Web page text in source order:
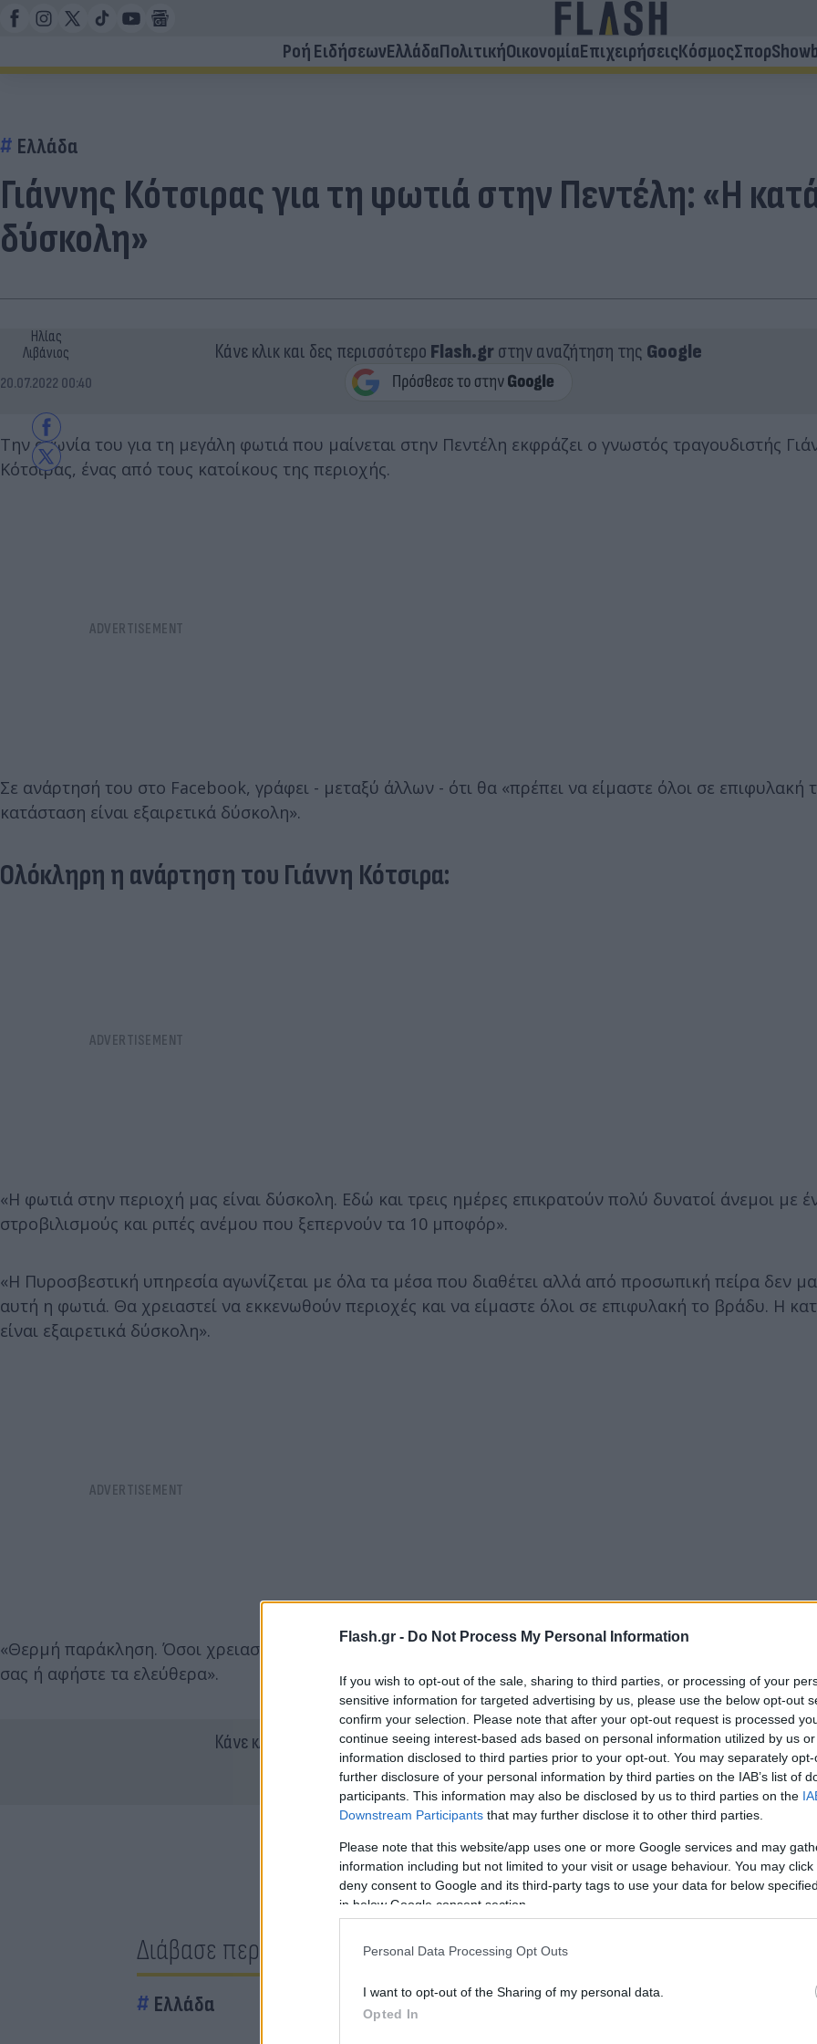
Flash.gr - Do Not Process My Personal Information
If you wish to opt-out of the sale, sharing to third parties, or processing of your
sensitive information for targeted advertising by us, please use the below opt-out
confirm your selection. Please note that after your opt-out request is processed
continue seeing interest-based ads based on personal information utilized by us
information disclosed to third parties prior to your opt-out. You may separately
further disclosure of your personal information by third parties on the IAB’s list of
participants. This information may also be disclosed by us to third parties on the
Downstream Participants that may further disclose it to other third parties.
Please note that this website/app uses one or more Google services and may
information including but not limited to your visit or usage behaviour. You may
deny consent to Google and its third-party tags to use your data for below
in below Google consent section.
Personal Data Processing Opt Outs
I want to opt-out of the Sharing of my personal data.
Opted In
Ροή ΕιδήσεωνΕλλάδαΠολιτικήΟικονομίαΕπιχειρήσειςΚόσμοςΣπορ
Ελλάδα
Γιάννης Κότσιρας για τη φωτιά στην Πεντέλη: «Η
δύσκολη»
Ηλίας
Λιβάνιος
20.07.2022 00:40
Κάνε κλικ και δες περισσότερο Flash.grστην αναζήτηση της Google
Την αγωνία του για τη μεγάλη φωτιά που μαίνεται στην Πεντέλη εκφράζει ο γνωστός τραγουδιστής
Κότσιρας, ένας από τους κατοίκους της περιοχής.
Σε ανάρτησή του στο Facebook, γράφει - μεταξύ άλλων - ότι θα «πρέπει να είμαστε όλοι σε επιφυλακή
κατάσταση είναι εξαιρετικά δύσκολη».
Ολόκληρη η ανάρτηση του Γιάννη Κότσιρα:
«Η φωτιά στην περιοχή μας είναι δύσκολη. Εδώ και τρεις ημέρες επικρατούν πολύ δυνατοί άνεμοι με
στροβιλισμούς και ριπές ανέμου που ξεπερνούν τα 10 μποφόρ».
«Η Πυροσβεστική υπηρεσία αγωνίζεται με όλα τα μέσα που διαθέτει αλλά από προσωπική πείρα δεν
αυτή η φωτιά. Θα χρειαστεί να εκκενωθούν περιοχές και να είμαστε όλοι σε επιφυλακή το βράδυ. Η
είναι εξαιρετικά δύσκολη».
«Θερμή παράκληση. Όσοι χρειαστεί να φύγετε από τα σπίτια σας μην αφήσετε τα ζώα σας δεμένα. Ή
σας ή αφήστε τα ελεύθερα».
Κάνε κλικ και δες περισσότερο Flash.grστην αναζήτηση τηςGoogle
Διάβασε περισσότερα
Ελλάδα